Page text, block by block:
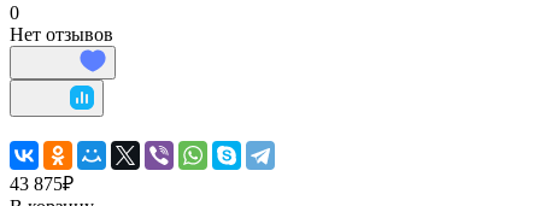
0
Нет отзывов
43 875₽